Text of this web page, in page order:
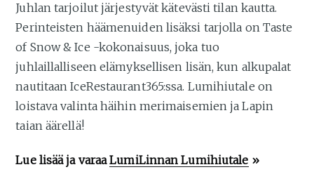
Juhlan tarjoilut järjestyvät kätevästi tilan kautta.
Perinteisten häämenuiden lisäksi tarjolla on Taste
of Snow & Ice -kokonaisuus, joka tuo
juhlaillalliseen elämyksellisen lisän, kun alkupalat
nautitaan IceRestaurant365:ssa. Lumihiutale on
loistava valinta häihin merimaisemien ja Lapin
taian äärellä!
Lue lisää ja varaaLumiLinnan Lumihiutale »